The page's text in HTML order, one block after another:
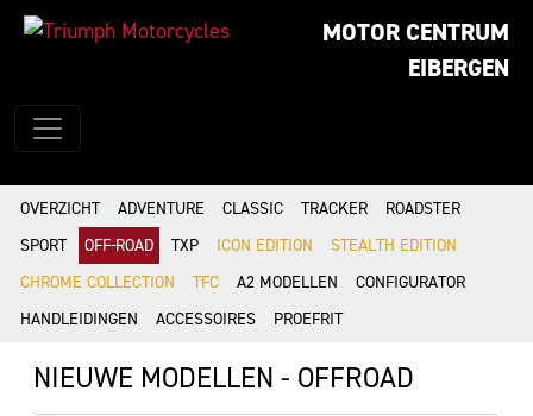
MOTOR CENTRUM
EIBERGEN
OVERZICHT ADVENTURE CLASSIC TRACKER
ROADSTER
SPORT
OFF-ROAD TXP ICON EDITION
STEALTH EDITION
CHROME COLLECTION
TFC A2 MODELLEN
CONFIGURATOR
HANDLEIDINGEN
ACCESSOIRES PROEFRIT
NIEUWE MODELLEN - OFFROAD